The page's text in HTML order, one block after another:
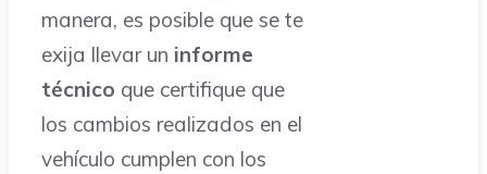
manera, es posible que se te
exija llevar un informe
técnico que certifique que
los cambios realizados en el
vehículo cumplen con los